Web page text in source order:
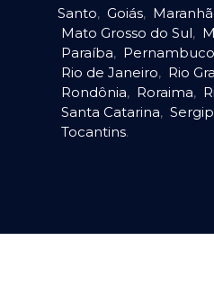
Santo, Goiás,
Mato Grosso do Sul,
Paraíba, Pernambuco
Rio de Janeiro, Rio
Rondônia, Roraima,
Santa Catarina,
Tocantins.